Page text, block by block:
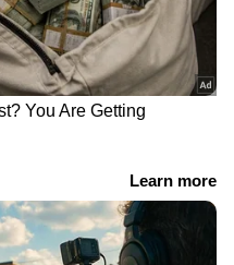
വജ്രജൂബിലി
ആഘോഷത്തിൽ പുതിയ
ഉൽപ്പന്നങ്ങളും
പദ്ധതികളും അവതരിപ്പിച്ചു
മൂന്ന് പേർ, എതിരെ വന്ന
കാറിടിച്ച് അപകടം; ഒരാൾ
മരിച്ചു, 2 പേർക്ക് പരിക്ക്